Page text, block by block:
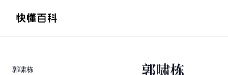
郭啸栋
郭啸栋